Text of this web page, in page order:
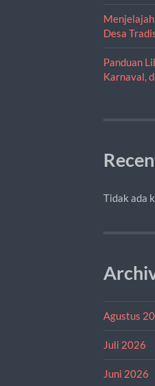
Desa
Panduan
Karnaval,
Tidak ada
Agustus
Juli 2026
Juni 2026